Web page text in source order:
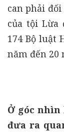
can phải
của tội Lừa
174 Bộ luật
năm đến 20
Ở góc nhìn
đưa ra